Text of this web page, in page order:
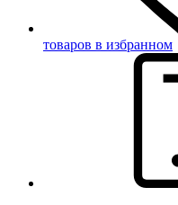
товаров в избранном